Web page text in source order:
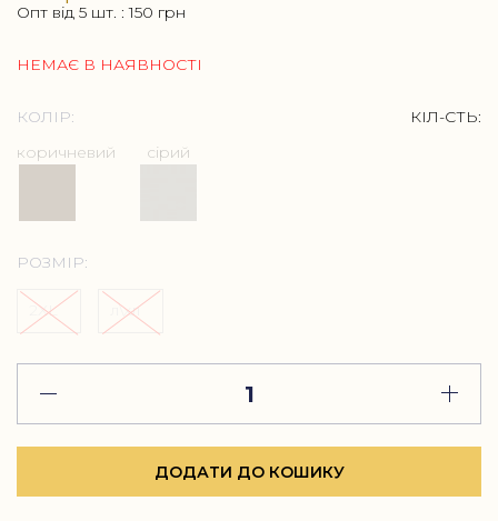
Опт від 5 шт. :150 грн
НЕМАЄ В НАЯВНОСТІ
КОЛІР:
КІЛ-СТЬ:
коричневий
сірий
РОЗМІР:
2XL л\хл
ДОДАТИ ДО КОШИКУ